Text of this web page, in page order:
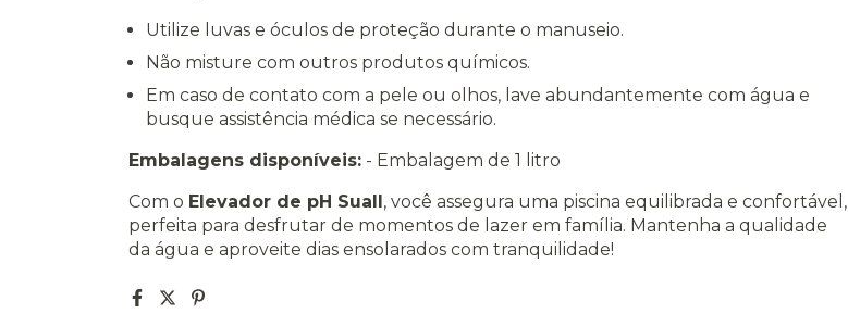
Utilize luvas e óculos de proteção durante o manuseio.
Não misture com outros produtos químicos.
Em caso de contato com a pele ou olhos, lave abundantemente com água e
busque assistência médica se necessário.
Embalagens disponíveis: - Embalagem de 1 litro
Com o Elevador de pH Suall, você assegura uma piscina equilibrada e confortável,
perfeita para desfrutar de momentos de lazer em família. Mantenha a qualidade
da água e aproveite dias ensolarados com tranquilidade!